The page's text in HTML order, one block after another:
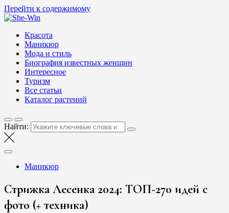
Перейти к содержимому
Блог о женской красоте и здоровье
Красота
Маникюр
Мода и стиль
Биография известных женщин
Интересное
Туризм
Все статьи
Каталог растений
Найти:
Маникюр
Стрижка Лесенка 2024: ТОП-270 идей с
фото (+ техника)